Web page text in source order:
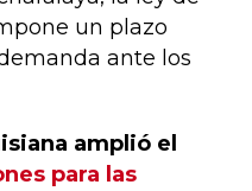
un plazo
ante los
amplió el
para las